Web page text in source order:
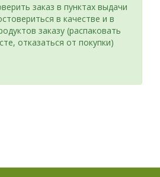
заказ в пунктах выдачи
в качестве и в
заказу (распаковать
отказаться от покупки)